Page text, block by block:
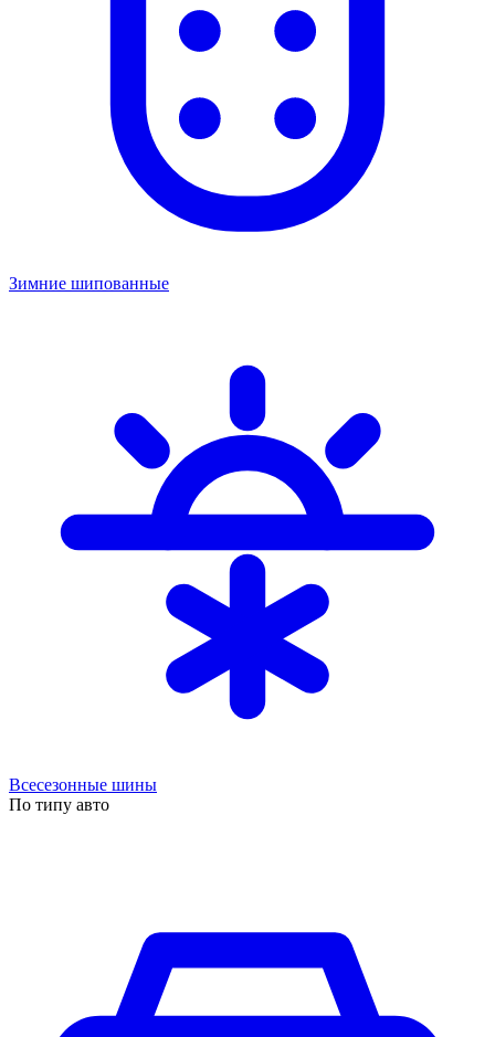
Зимние шипованные
Всесезонные шины
По типу авто